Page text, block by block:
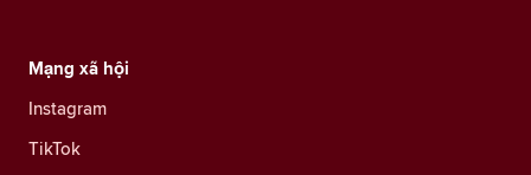
Mạng xã hội
Instagram
TikTok